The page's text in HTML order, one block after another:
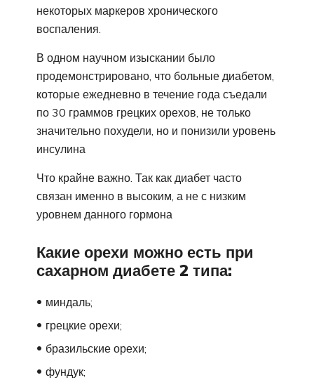
некоторых маркеров хронического
воспаления.
В одном научном изыскании было
продемонстрировано, что больные диабетом,
которые ежедневно в течение года съедали
по 30 граммов грецких орехов, не только
значительно похудели, но и понизили уровень
инсулина
Что крайне важно. Так как диабет часто
связан именно в высоким, а не с низким
уровнем данного гормона
Какие орехи можно есть при
сахарном диабете 2 типа:
миндаль;
грецкие орехи;
бразильские орехи;
фундук;